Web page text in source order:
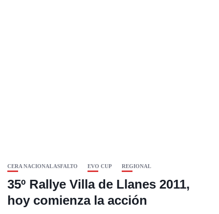
CERA NACIONAL ASFALTO EVO CUP REGIONAL
35º Rallye Villa de Llanes 2011,
hoy comienza la acción